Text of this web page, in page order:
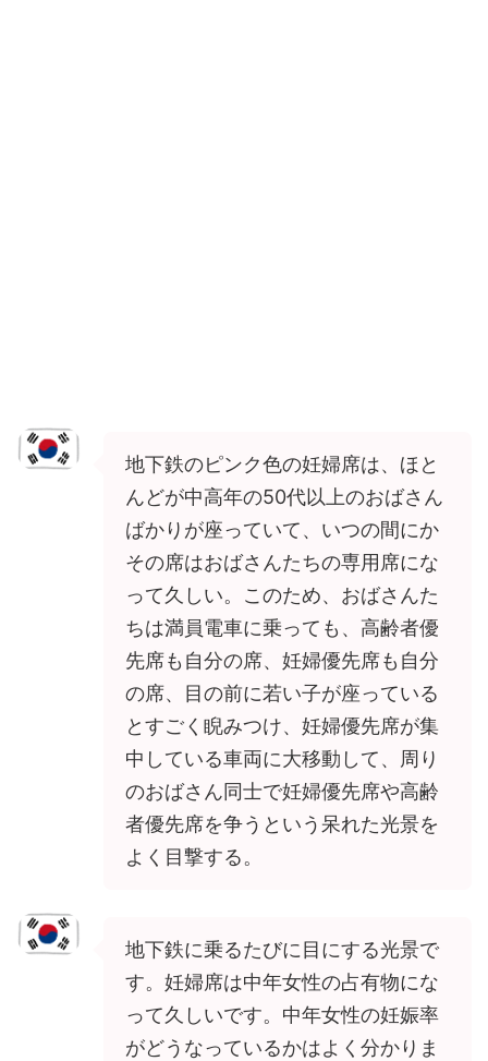
地下鉄のピンク色の妊婦席は、ほと
んどが中高年の50代以上のおばさん
ばかりが座っていて、いつの間にか
その席はおばさんたちの専用席にな
って久しい。このため、おばさんた
ちは満員電車に乗っても、高齢者優
先席も自分の席、妊婦優先席も自分
の席、目の前に若い子が座っている
とすごく睨みつけ、妊婦優先席が集
中している車両に大移動して、周り
のおばさん同士で妊婦優先席や高齢
者優先席を争うという呆れた光景を
よく目撃する。
地下鉄に乗るたびに目にする光景で
す。妊婦席は中年女性の占有物にな
って久しいです。中年女性の妊娠率
がどうなっているかはよく分かりま